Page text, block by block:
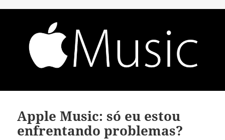
Apple Music: só eu estou
enfrentando problemas?